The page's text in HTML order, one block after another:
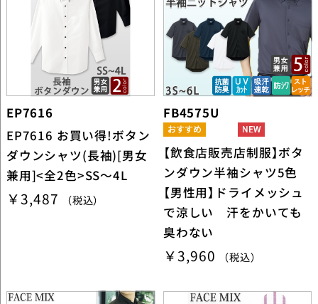
EP7616
EP7616 お買い得!ボタン
ダウンシャツ(長袖)[男女
兼用]<全2色>SS～4L
￥3,487 （税込）
FB4575U
【飲食店販売店制服】ボタ
ンダウン半袖シャツ5色
【男性用】ドライメッシュ
で涼しい 汗をかいても
臭わない
￥3,960 （税込）